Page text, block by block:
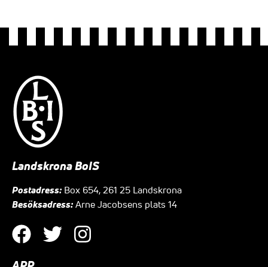
Landskrona BoIS
Postadress: Box 654, 261 25 Landskrona
Besöksadress: Arne Jacobsens plats 14